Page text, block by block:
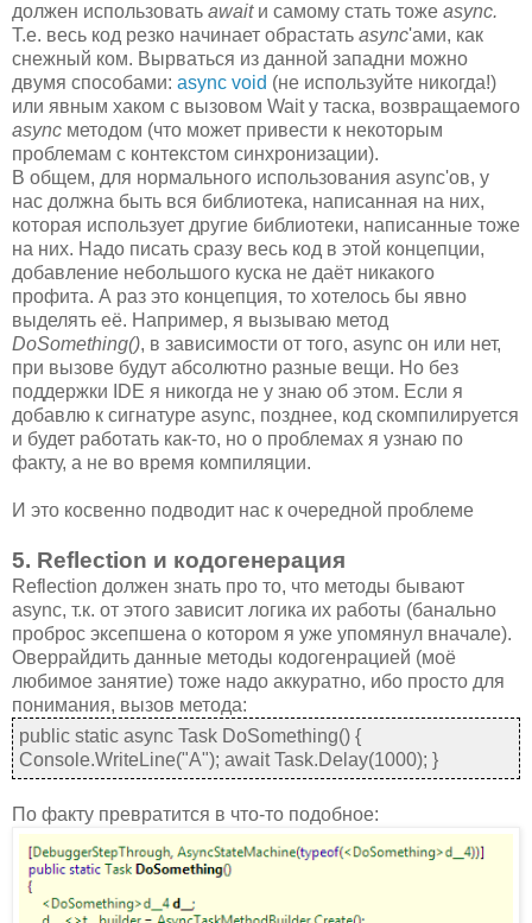
должен использовать awaitи самому стать тоже async.
Т.е. весь код резко начинает обрастать async'ами, как
снежный ком. Вырваться из данной западни можно
двумя способами: async void (не используйте никогда!)
или явным хаком с вызовом Wait у таска, возвращаемого
async методом (что может привести к некоторым
проблемам с контекстом синхронизации).
В общем, для нормального использования async'ов, у
нас должна быть вся библиотека, написанная на них,
которая использует другие библиотеки, написанные тоже
на них. Надо писать сразу весь код в этой концепции,
добавление небольшого куска не даёт никакого
профита. А раз это концепция, то хотелось бы явно
выделять её. Например, я вызываю метод
DoSomething(), в зависимости от того, async он или нет,
при вызове будут абсолютно разные вещи. Но без
поддержки IDE я никогда не у знаю об этом. Если я
добавлю к сигнатуре async, позднее, код скомпилируется
и будет работать как-то, но о проблемах я узнаю по
факту, а не во время компиляции.
И это косвенно подводит нас к очередной проблеме
5. Reflection и кодогенерация
Reflection должен знать про то, что методы бывают
async, т.к. от этого зависит логика их работы (банально
проброс эксепшена о котором я уже упомянул вначале).
Оверрайдить данные методы кодогенрацией (моё
любимое занятие) тоже надо аккуратно, ибо просто для
понимания, вызов метода:
public static async Task DoSomething() {
Console.WriteLine("A"); await Task.Delay(1000); }
По факту превратится в что-то подобное: